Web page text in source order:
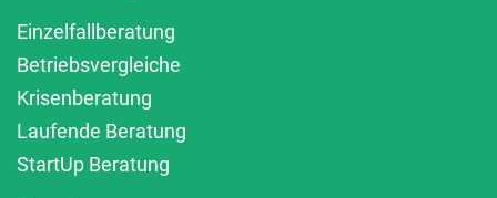
Einzelfallberatung
Betriebsvergleiche
Krisenberatung
Laufende Beratung
StartUp Beratung